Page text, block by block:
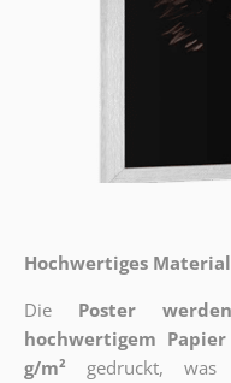
Hochwertiges Material
Die
Poster
hochwertigem
g/m²
gedruckt, was